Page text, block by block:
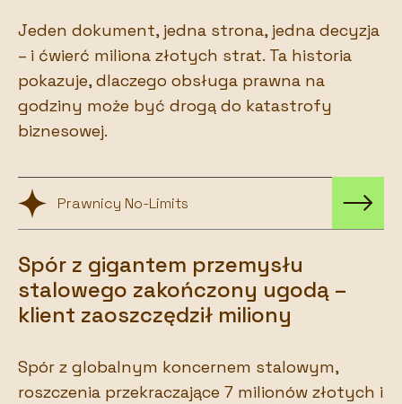
Jeden dokument, jedna strona, jedna decyzja
– i ćwierć miliona złotych strat. Ta historia
pokazuje, dlaczego obsługa prawna na
godziny może być drogą do katastrofy
biznesowej.
Prawnicy No-Limits
Spór z gigantem przemysłu
stalowego zakończony ugodą –
klient zaoszczędził miliony
Spór z globalnym koncernem stalowym,
roszczenia przekraczające 7 milionów złotych i